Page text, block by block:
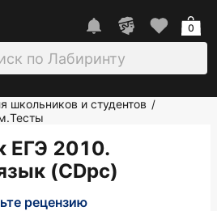
0
школьников и студентов /
ЕГЭ 2010.
(CDpc)
рецензию